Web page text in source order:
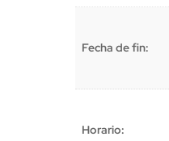
Fecha de fin:
Horario: